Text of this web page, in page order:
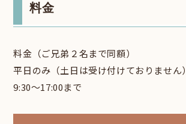
料金
料金（ご兄弟２名まで同額）
平日のみ（土日は受け付けておりません）
9:30〜17:00まで